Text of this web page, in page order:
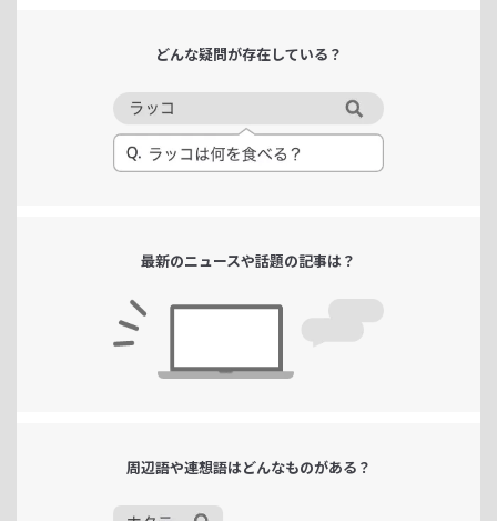
どんな疑問が存在している？
最新のニュースや話題の記事は？
周辺語や連想語はどんなものがある？